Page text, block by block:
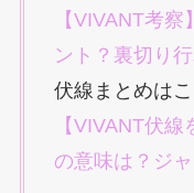
【VIVANT考
ント？裏切り
伏線まとめは
【VIVANT伏
の意味は？ジ